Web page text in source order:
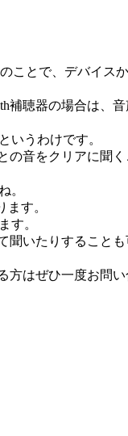
ことで、デバイス
補聴器の場合は、
いうわけです。
音をクリアに聞く
。
す。
す。
聞いたりすることも
はぜひ一度お問い